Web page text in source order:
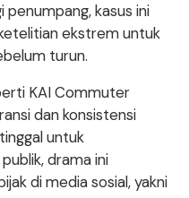
penumpang, kasus ini
ekstrem untuk
turun.
KAI Commuter
dan konsistensi
untuk
drama ini
di media sosial, yakni